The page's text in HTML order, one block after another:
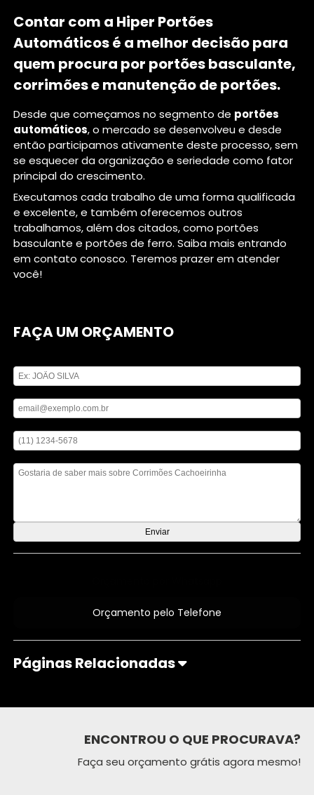
Contar com a Hiper Portões
Automáticos é a melhor decisão para
quem procura por portões basculante,
corrimões e manutenção de portões.
Desde que começamos no segmento de portões
automáticos, o mercado se desenvolveu e desde
então participamos ativamente deste processo, sem
se esquecer da organização e seriedade como fator
principal do crescimento.
Executamos cada trabalho de uma forma qualificada
e excelente, e também oferecemos outros
trabalhamos, além dos citados, como portões
basculante e portões de ferro. Saiba mais entrando
em contato conosco. Teremos prazer em atender
você!
FAÇA UM ORÇAMENTO
Orçamento pelo Telefone
Páginas Relacionadas
ENCONTROU O QUE PROCURAVA?
Faça seu orçamento grátis agora mesmo!